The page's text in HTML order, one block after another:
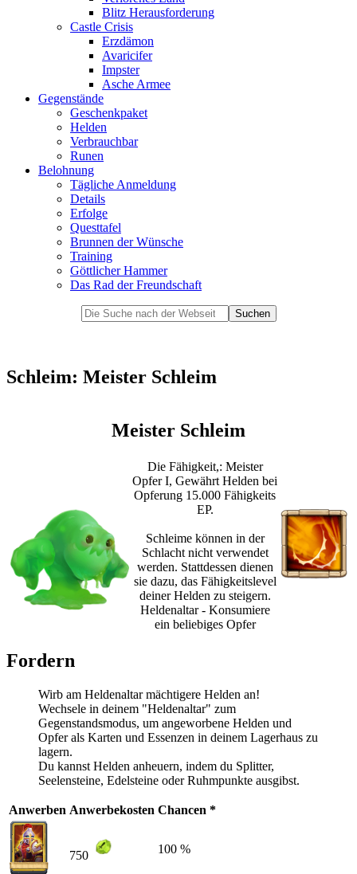
Blitz Herausforderung
Castle Crisis
Erzdämon
Avaricifer
Impster
Asche Armee
Gegenstände
Geschenkpaket
Helden
Verbrauchbar
Runen
Belohnung
Tägliche Anmeldung
Details
Erfolge
Questtafel
Brunnen der Wünsche
Training
Göttlicher Hammer
Das Rad der Freundschaft
Schleim: Meister Schleim
Meister Schleim
Die Fähigkeit,: Meister
Opfer I, Gewährt Helden bei
Opferung 15.000 Fähigkeits
EP.
Schleime können in der
Schlacht nicht verwendet
werden. Stattdessen dienen
sie dazu, das Fähigkeitslevel
deiner Helden zu steigern.
Heldenaltar - Konsumiere
ein beliebiges Opfer
Fordern
Wirb am Heldenaltar mächtigere Helden an!
Wechsele in deinem "Heldenaltar" zum
Gegenstandsmodus, um angeworbene Helden und
Opfer als Karten und Essenzen in deinem Lagerhaus zu
lagern.
Du kannst Helden anheuern, indem du Splitter,
Seelensteine, Edelsteine oder Ruhmpunkte ausgibst.
Anwerben Anwerbekosten Chancen *
750 100 %